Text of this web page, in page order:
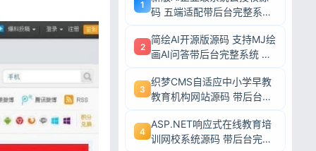
1
码 五端适配带后台完整系统
2
简绘AI开源版源码 支持MJ绘
画AI问答带后台完整系统 可
3
织梦CMS自适应中小学早教
教育机构网站源码 带后台完
4
ASP.NET响应式在线教育培
训网校系统源码 带后台完整